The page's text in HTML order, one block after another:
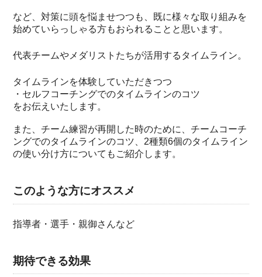
など、対策に頭を悩ませつつも、既に様々な取り組みを
始めていらっしゃる方もおられることと思います。
代表チームやメダリストたちが活用するタイムライン。
タイムラインを体験していただきつつ
・セルフコーチングでのタイムラインのコツ
をお伝えいたします。
また、チーム練習が再開した時のために、チームコーチ
ングでのタイムラインのコツ、2種類6個のタイムライン
の使い分け方についてもご紹介します。
このような方にオススメ
指導者・選手・親御さんなど
期待できる効果